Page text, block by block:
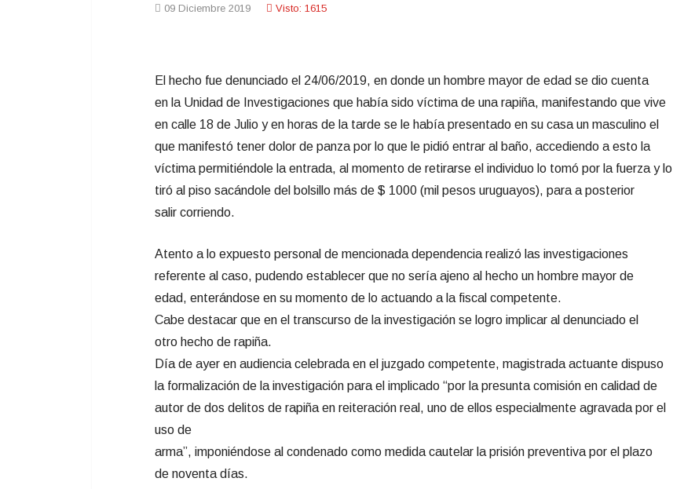
09 Diciembre 2019 Visto: 1615
El hecho fue denunciado el 24/06/2019, en donde un hombre mayor de edad se dio cuenta
en la Unidad de Investigaciones que había sido víctima de una rapiña, manifestando que vive
en calle 18 de Julio y en horas de la tarde se le había presentado en su casa un masculino el
que manifestó tener dolor de panza por lo que le pidió entrar al baño, accediendo a esto la
víctima permitiéndole la entrada, al momento de retirarse el individuo lo tomó por la fuerza y lo
tiró al piso sacándole del bolsillo más de $ 1000 (mil pesos uruguayos), para a posterior
salir corriendo.
Atento a lo expuesto personal de mencionada dependencia realizó las investigaciones
referente al caso, pudendo establecer que no sería ajeno al hecho un hombre mayor de
edad, enterándose en su momento de lo actuando a la fiscal competente.
Cabe destacar que en el transcurso de la investigación se logro implicar al denunciado el
otro hecho de rapiña.
Día de ayer en audiencia celebrada en el juzgado competente, magistrada actuante dispuso
la formalización de la investigación para el implicado “por la presunta comisión en calidad de
autor de dos delitos de rapiña en reiteración real, uno de ellos especialmente agravada por el
uso de
arma”, imponiéndose al condenado como medida cautelar la prisión preventiva por el plazo
de noventa días.